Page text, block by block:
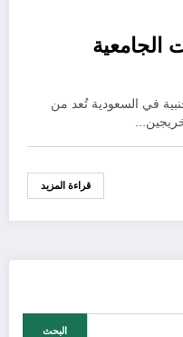
الجامعية
في السعودية تُعد من
قراءة المزيد
البحث